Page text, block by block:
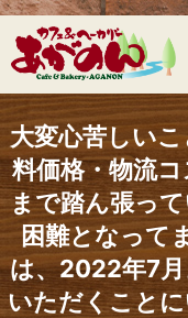
大変心苦しい
料価格・物流
まで踏ん張っ
困難となって
は、2022年7
いただくこと